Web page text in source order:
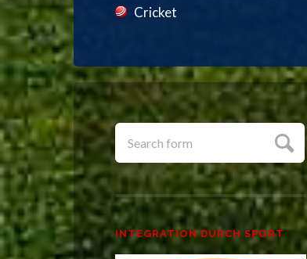
Cricket
INTEGRATION DURCH SPORT